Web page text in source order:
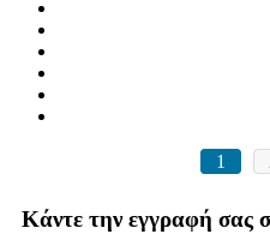
1
Κάντε την εγγραφή σας